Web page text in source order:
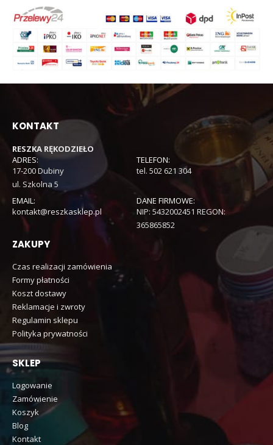
KONTAKT
RESZKA RĘKODZIEŁO
ADRES:
17-200 Dubiny
ul. Szkolna 5
TELEFON:
tel. 502 621 304
EMAIL:
kontakt@reszkasklep.pl
DANE FIRMOWE:
NIP: 5432002451 REGON:
365865852
ZAKUPY
Czas realizacji zamówienia
Formy płatności
Koszt dostawy
Reklamacje i zwroty
Regulamin sklepu
Polityka prywatności
SKLEP
Logowanie
Zamówienie
Koszyk
Blog
Kontakt